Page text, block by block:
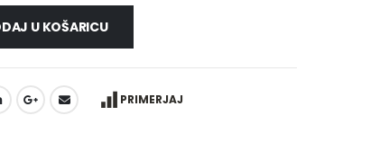
U KOŠARICU
PRIMERJAJ